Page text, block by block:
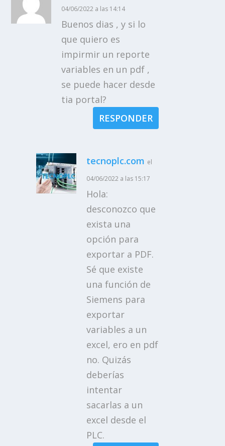
04/06/2022 a las 14:14
Buenos dias , y si lo
que quiero es
impirmir un reporte
variables en un pdf ,
se puede hacer desde
tia portal?
RESPONDER
tecnoplc.com el
04/06/2022 a las 15:17
Hola:
desconozco que
exista una
opción para
exportar a PDF.
Sé que existe
una función de
Siemens para
exportar
variables a un
excel, ero en pdf
no. Quizás
deberías
intentar
sacarlas a un
excel desde el
PLC.